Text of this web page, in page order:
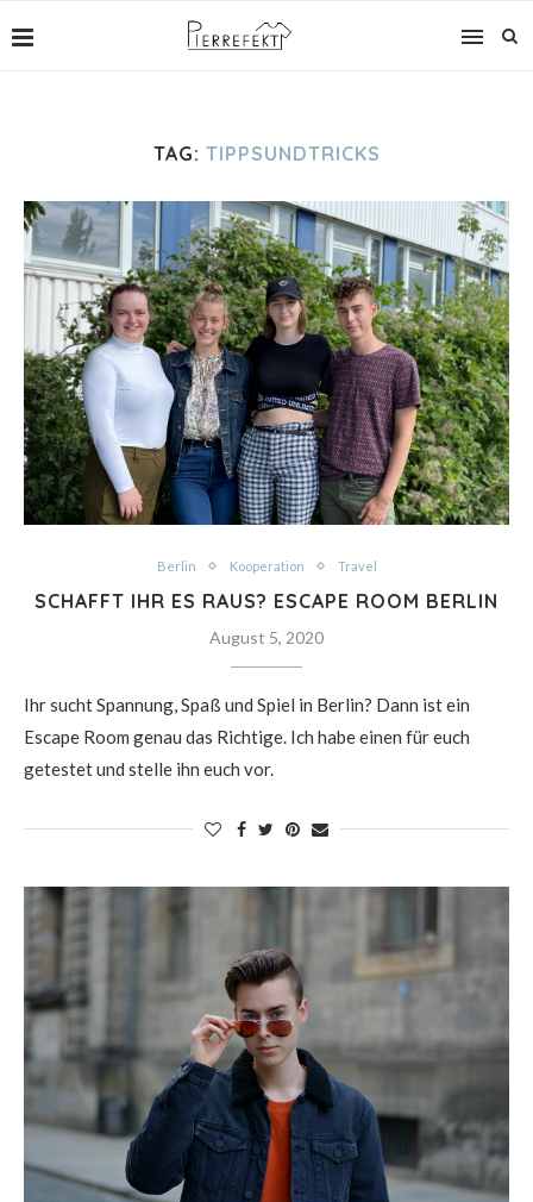
TAG: TIPPSUNDTRICKS
Berlin Kooperation Travel
SCHAFFT IHR ES RAUS? ESCAPE ROOM BERLIN
August 5, 2020
Ihr sucht Spannung, Spaß und Spiel in Berlin? Dann ist ein
Escape Room genau das Richtige. Ich habe einen für euch
getestet und stelle ihn euch vor.